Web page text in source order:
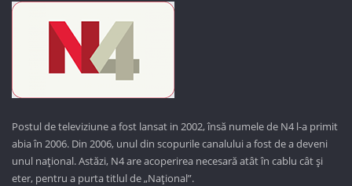
Postul de televiziune a fost lansat in 2002, însă numele de N4 l-a primit
abia în 2006. Din 2006, unul din scopurile canalului a fost de a deveni
unul național. Astăzi, N4 are acoperirea necesară atât în cablu cât și
eter, pentru a purta titlul de „Național”.